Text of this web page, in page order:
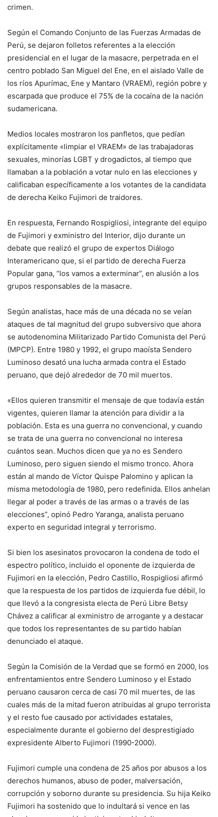
crimen.
Según el Comando Conjunto de las Fuerzas Armadas de
Perú, se dejaron folletos referentes a la elección
presidencial en el lugar de la masacre, perpetrada en el
centro poblado San Miguel del Ene, en el aislado Valle de
los ríos Apurímac, Ene y Mantaro (VRAEM), región pobre y
escarpada que produce el 75% de la cocaína de la nación
sudamericana.
Medios locales mostraron los panfletos, que pedían
explícitamente «limpiar el VRAEM» de las trabajadoras
sexuales, minorías LGBT y drogadictos, al tiempo que
llamaban a la población a votar nulo en las elecciones y
calificaban específicamente a los votantes de la candidata
de derecha Keiko Fujimori de traidores.
En respuesta, Fernando Rospigliosi, integrante del equipo
de Fujimori y exministro del Interior, dijo durante un
debate que realizó el grupo de expertos Diálogo
Interamericano que, si el partido de derecha Fuerza
Popular gana, “los vamos a exterminar”, en alusión a los
grupos responsables de la masacre.
Según analistas, hace más de una década no se veían
ataques de tal magnitud del grupo subversivo que ahora
se autodenomina Militarizado Partido Comunista del Perú
(MPCP). Entre 1980 y 1992, el grupo maoísta Sendero
Luminoso desató una lucha armada contra el Estado
peruano, que dejó alrededor de 70 mil muertos.
«Ellos quieren transmitir el mensaje de que todavía están
vigentes, quieren llamar la atención para dividir a la
población. Esta es una guerra no convencional, y cuando
se trata de una guerra no convencional no interesa
cuántos sean. Muchos dicen que ya no es Sendero
Luminoso, pero siguen siendo el mismo tronco. Ahora
están al mando de Víctor Quispe Palomino y aplican la
misma metodología de 1980, pero redefinida. Ellos anhelan
llegar al poder a través de las armas o a través de las
elecciones”, opinó Pedro Yaranga, analista peruano
experto en seguridad integral y terrorismo.
Si bien los asesinatos provocaron la condena de todo el
espectro político, incluido el oponente de izquierda de
Fujimori en la elección, Pedro Castillo, Rospigliosi afirmó
que la respuesta de los partidos de izquierda fue débil, lo
que llevó a la congresista electa de Perú Libre Betsy
Chávez a calificar al exministro de arrogante y a destacar
que todos los representantes de su partido habían
denunciado el ataque.
Según la Comisión de la Verdad que se formó en 2000, los
enfrentamientos entre Sendero Luminoso y el Estado
peruano causaron cerca de casi 70 mil muertes, de las
cuales más de la mitad fueron atribuidas al grupo terrorista
y el resto fue causado por actividades estatales,
especialmente durante el gobierno del desprestigiado
expresidente Alberto Fujimori (1990-2000).
Fujimori cumple una condena de 25 años por abusos a los
derechos humanos, abuso de poder, malversación,
corrupción y soborno durante su presidencia. Su hija Keiko
Fujimori ha sostenido que lo indultará si vence en las